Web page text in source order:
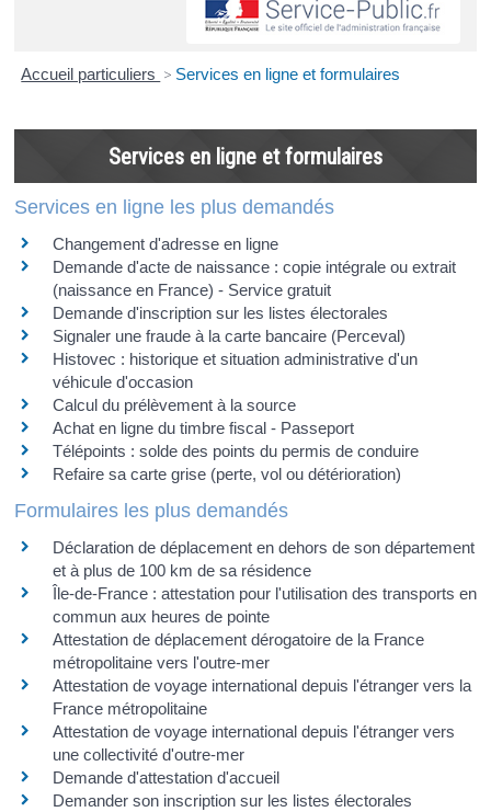
Accueil particuliers > Services en ligne et formulaires
Services en ligne et formulaires
Services en ligne les plus demandés
Changement d'adresse en ligne
Demande d'acte de naissance : copie intégrale ou extrait
(naissance en France) - Service gratuit
Demande d'inscription sur les listes électorales
Signaler une fraude à la carte bancaire (Perceval)
Histovec : historique et situation administrative d'un
véhicule d'occasion
Calcul du prélèvement à la source
Achat en ligne du timbre fiscal - Passeport
Télépoints : solde des points du permis de conduire
Refaire sa carte grise (perte, vol ou détérioration)
Formulaires les plus demandés
Déclaration de déplacement en dehors de son département
et à plus de 100 km de sa résidence
Île-de-France : attestation pour l'utilisation des transports en
commun aux heures de pointe
Attestation de déplacement dérogatoire de la France
métropolitaine vers l'outre-mer
Attestation de voyage international depuis l'étranger vers la
France métropolitaine
Attestation de voyage international depuis l'étranger vers
une collectivité d'outre-mer
Demande d'attestation d'accueil
Demander son inscription sur les listes électorales